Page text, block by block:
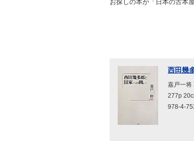
お探しの本が「日本の古本
西田幾
嘉戸一将
277p
978-4-